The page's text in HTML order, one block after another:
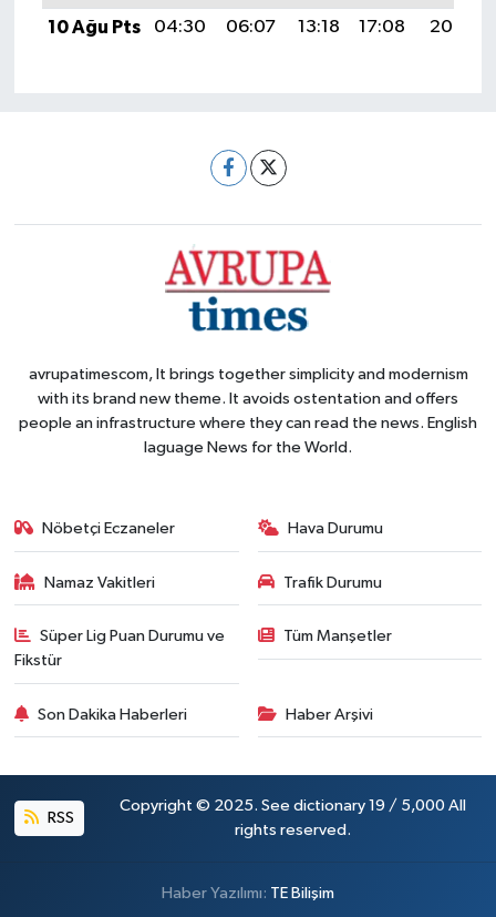
10 Ağu Pts
04:30 06:07 13:18 17:08 20:19
avrupatimescom, It brings together simplicity and modernism
with its brand new theme. It avoids ostentation and offers
people an infrastructure where they can read the news. English
laguage News for the World.
Nöbetçi Eczaneler Hava Durumu
Namaz Vakitleri Trafik Durumu
Süper Lig Puan Durumu ve
Fikstür
Tüm Manşetler
Son Dakika Haberleri Haber Arşivi
RSS
Copyright © 2025. See dictionary 19 / 5,000 All
rights reserved.
Haber Yazılımı: TE Bilişim